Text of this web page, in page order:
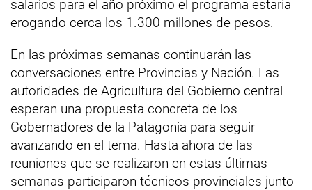
salarios para el año próximo el programa estaría
erogando cerca los 1.300 millones de pesos.
En las próximas semanas continuarán las
conversaciones entre Provincias y Nación. Las
autoridades de Agricultura del Gobierno central
esperan una propuesta concreta de los
Gobernadores de la Patagonia para seguir
avanzando en el tema. Hasta ahora de las
reuniones que se realizaron en estas últimas
semanas participaron técnicos provinciales junto